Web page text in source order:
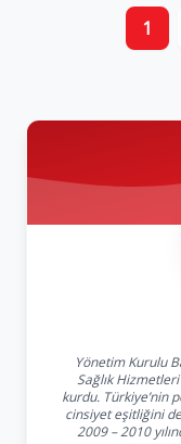
1
Yönetim Kurulu
Sağlık
kurdu. Türkiye’nin
cinsiyet eşitliğini
2009 – 2010